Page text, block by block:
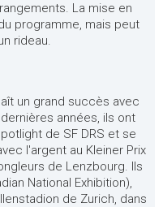
La mise en
programme, mais peut
rideau.
un grand succès avec
années, ils ont
de SF DRS et se
l'argent au Kleiner Prix
de Lenzbourg. Ils
National Exhibition),
de Zurich, dans